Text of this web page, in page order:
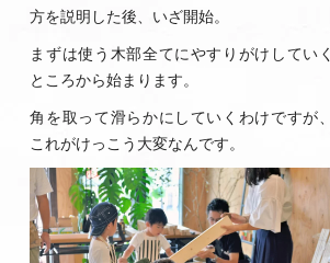
方を説明した後、いざ開始。
まずは使う木部全てにやすりがけしていく
ところから始まります。
角を取って滑らかにしていくわけですが、
これがけっこう大変なんです。